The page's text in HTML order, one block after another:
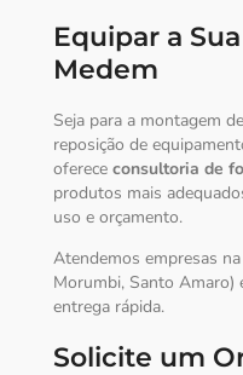
Equipar a
Medem
Seja para a montagem
reposição de
oferece consultoria de
produtos mais
uso e orçamento.
Atendemos empresas
Morumbi, Santo Amaro)
entrega rápida.
Solicite um